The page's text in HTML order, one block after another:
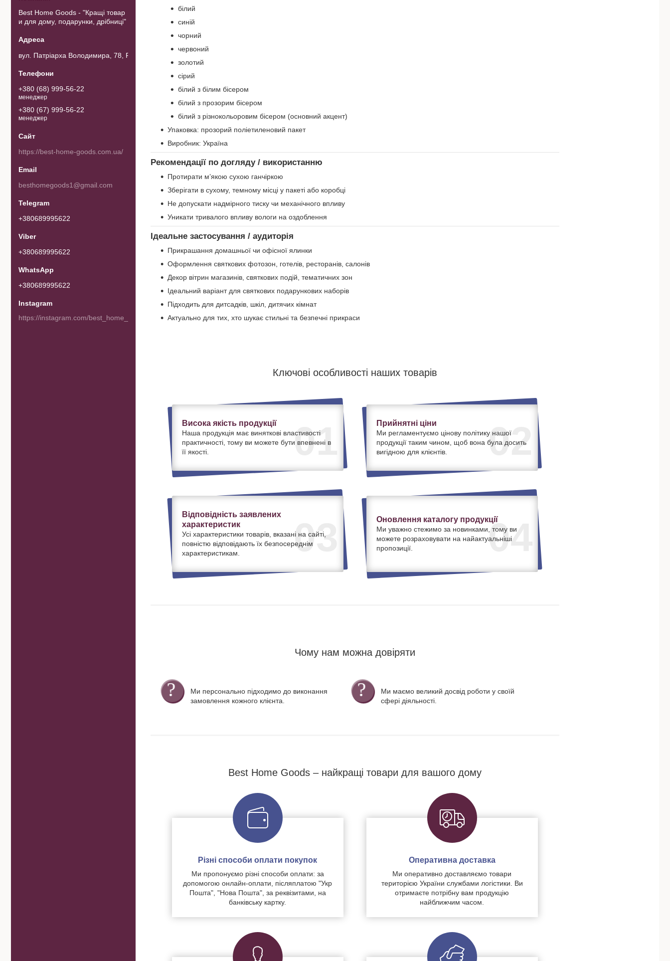
білий
синій
чорний
червоний
золотий
сірий
білий з білим бісером
білий з прозорим бісером
білий з різнокольоровим бісером (основний акцент)
Упаковка: прозорий поліетиленовий пакет
Виробник: Україна
Рекомендації по догляду / використанню
Протирати м’якою сухою ганчіркою
Зберігати в сухому, темному місці у пакеті або коробці
Не допускати надмірного тиску чи механічного впливу
Уникати тривалого впливу вологи на оздоблення
Ідеальне застосування / аудиторія
Прикрашання домашньої чи офісної ялинки
Оформлення святкових фотозон, готелів, ресторанів, салонів
Декор вітрин магазинів, святкових подій, тематичних зон
Ідеальний варіант для святкових подарункових наборів
Підходить для дитсадків, шкіл, дитячих кімнат
Актуально для тих, хто шукає стильні та безпечні прикраси
Ключові особливості наших товарів
01
Висока якість продукції
Наша продукція має виняткові властивості
практичності, тому ви можете бути впевнені в
її якості.
02
Прийнятні ціни
Ми регламентуємо цінову політику нашої
продукції таким чином, щоб вона була досить
вигідною для клієнтів.
03
Відповідність заявлених
характеристик
Усі характеристики товарів, вказані на сайті,
повністю відповідають їх безпосереднім
характеристикам.
04
Оновлення каталогу продукції
Ми уважно стежимо за новинками, тому ви
можете розраховувати на найактуальніші
пропозиції.
Чому нам можна довіряти
Ми персонально підходимо до виконання
замовлення кожного клієнта.
Ми маємо великий досвід роботи у своїй
сфері діяльності.
Best Home Goods – найкращі товари для вашого дому
Різні способи оплати покупок
Ми пропонуємо різні способи оплати: за
допомогою онлайн-оплати, післяплатою "Укр
Пошта", "Нова Пошта", за реквізитами, на
банківську картку.
Оперативна доставка
Ми оперативно доставляємо товари
територією України службами логістики. Ви
отримаєте потрібну вам продукцію
найближчим часом.
Best Home Goods - "Кращі товар
и для дому, подарунки, дрібниці"
вул. Патріарха Володимира, 78, Рожнов, Україна
+380 (68) 999-56-22
менеджер
+380 (67) 999-56-22
менеджер
https://best-home-goods.com.ua/
besthomegoods1@gmail.com
+380689995622
+380689995622
+380689995622
Instagram
https://instagram.com/best_home_goods